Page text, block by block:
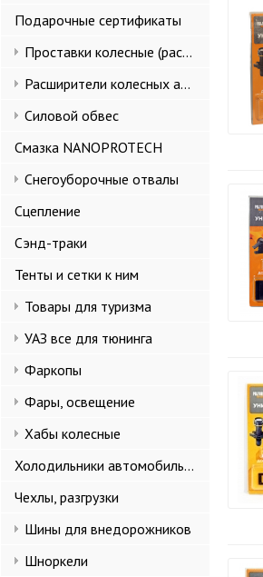
Подарочные сертификаты
Проставки колесные (расширители колеи)
Расширители колесных арок и брызговики
Силовой обвес
Смазка NANOPROTECH
Снегоуборочные отвалы
Сцепление
Сэнд-траки
Тенты и сетки к ним
Товары для туризма
УАЗ все для тюнинга
Фаркопы
Фары, освещение
Хабы колесные
Холодильники автомобильные
Чехлы, разгрузки
Шины для внедорожников
Шноркели